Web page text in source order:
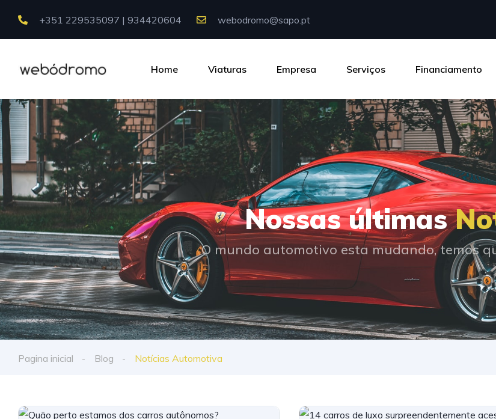
+351 229535097 | 934420604 webodromo@sapo.pt
Home Viaturas Empresa Serviços Financiamento
Nossas últimas
O mundo automotivo esta mudando, temos
Pagina inicial Blog Notícias Automotiva